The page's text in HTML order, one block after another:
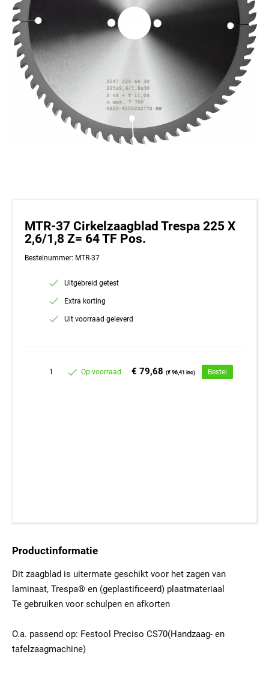
MTR-37 Cirkelzaagblad Trespa 225 X
2,6/1,8 Z= 64 TF Pos.
Bestelnummer: MTR-37
Uitgebreid getest
Extra korting
Uit voorraad geleverd
1 Op voorraad € 79,68(€ 96,41 inc) Bestel
Productinformatie
Dit zaagblad is uitermate geschikt voor het zagen van
laminaat, Trespa® en (geplastificeerd) plaatmateriaal
Te gebruiken voor schulpen en afkorten
O.a. passend op: Festool Preciso CS70(Handzaag- en
tafelzaagmachine)